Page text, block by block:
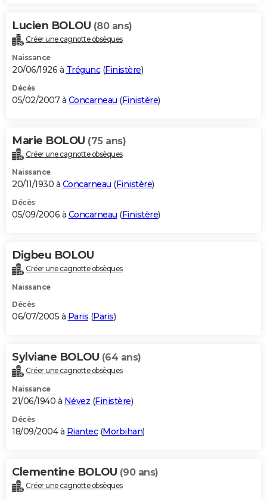
Lucien BOLOU (80 ans)
Créer une cagnotte obsèques
Naissance
20/06/1926 à Trégunc(Finistère)
Décès
05/02/2007 à Concarneau (Finistère)
Marie BOLOU (75 ans)
Créer une cagnotte obsèques
Naissance
20/11/1930 à Concarneau (Finistère)
Décès
05/09/2006 à Concarneau (Finistère)
Digbeu BOLOU
Créer une cagnotte obsèques
Naissance
Décès
06/07/2005 à Paris (Paris)
Sylviane BOLOU (64 ans)
Créer une cagnotte obsèques
Naissance
21/06/1940 à Névez (Finistère)
Décès
18/09/2004 à Riantec(Morbihan)
Clementine BOLOU (90 ans)
Créer une cagnotte obsèques